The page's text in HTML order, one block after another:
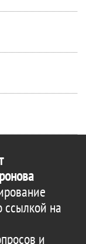
ссылкой на
и